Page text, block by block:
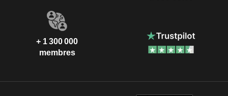
+ 1 300 000
membres